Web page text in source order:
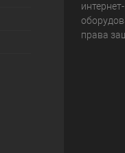
права